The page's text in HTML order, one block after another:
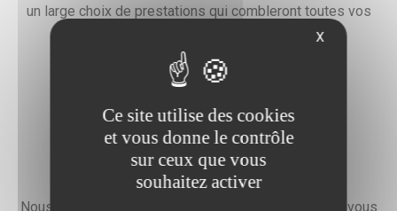
un large choix de prestations qui combleront toutes vos
Devis gratuit
Nous faisons preuve d'une grande disponibilité pour vous
X
Ce site utilise des cookies
et vous donne le contrôle
sur ceux que vous
souhaitez activer